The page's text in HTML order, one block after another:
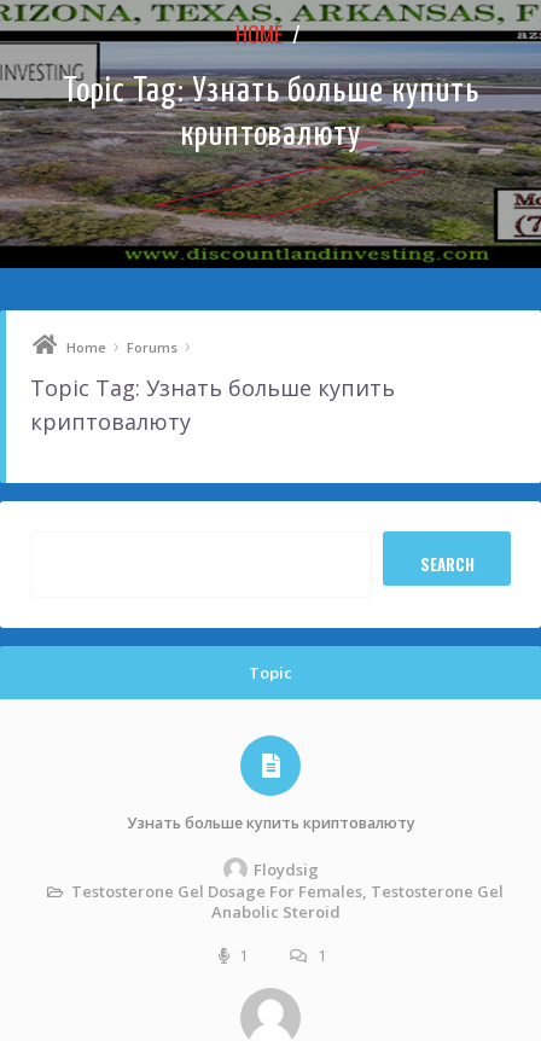
HOME/
Topic Tag: Узнать больше купить
криптовалюту
Home › Forums ›
Topic Tag: Узнать больше купить
криптовалюту
Topic
Узнать больше купить криптовалюту
Floydsig
Testosterone Gel Dosage For Females, Testosterone Gel
Anabolic Steroid
1
1